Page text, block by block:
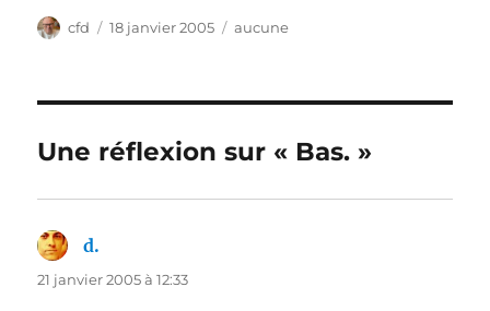
Auteur
cfd
Publié
18 janvier 2005 Catégories
aucune
Une réflexion sur « Bas. »
d.
21 janvier 2005 à 12:33